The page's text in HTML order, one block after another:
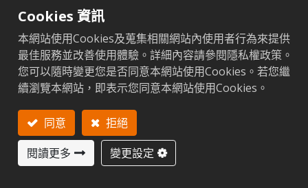
泛用型機種，90-280噸
Cookies 資訊
本網站使用Cookies及蒐集相關網站內使用者行為來提供
最佳服務並改善使用體驗。詳細內容請參閱隱私權政策。
您可以隨時變更您是否同意本網站使用Cookies。若您繼
續瀏覽本網站，即表示您同意本網站使用Cookies。
同意
拒絕
閱讀更多
變更設定